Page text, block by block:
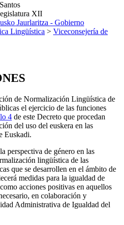
XII
Jaurlaritza - Gobierno
Lingüística > Viceconsejería de
de Normalización Lingüística de
el ejercicio de las funciones
4 de este Decreto que procedan
del uso del euskera en las
Euskadi.
perspectiva de género en las
lingüística de las
que se desarrollen en el ámbito de
medidas para la igualdad de
acciones positivas en aquellos
en colaboración y
Administrativa de Igualdad del